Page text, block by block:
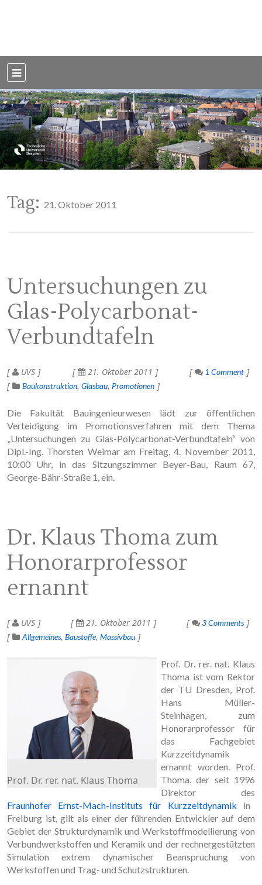
Dresden
Tag: 21. Oktober 2011
Untersuchungen zu
Glas-Polycarbonat-
Verbundtafeln
UVS 21. Oktober 2011
1 Comment
Baukonstruktion Glasbau Promotionen
Die Fakultät Bauingenieurwesen lädt zur öffentlichen
Verteidigung im Promotionsverfahren mit dem Thema
„Untersuchungen zu Glas-Polycarbonat-Verbundtafeln“ von
Dipl.-Ing. Thorsten Weimar am Freitag, 4. November 2011,
10:00 Uhr, in das Sitzungszimmer Beyer-Bau, Raum 67,
George-Bähr-Straße 1, ein.
Dr. Klaus Thoma zum
Honorarprofessor
ernannt
UVS 21. Oktober 2011
3 Comments
Allgemeines Baustoffe Massivbau
Prof. Dr. rer. nat. Klaus Thoma
Prof. Dr. rer. nat. Klaus
Thoma ist vom Rektor
der TU Dresden, Prof.
Hans Müller-
Steinhagen, zum
Honorarprofessor für
das Fachgebiet
Kurzzeitdynamik
ernannt worden. Prof.
Thoma, der seit 1996
Direktor des
Fraunhofer Ernst-Mach-Instituts für Kurzzeitdynamik in
Freiburg ist, gilt als einer der führenden Entwickler auf dem
Gebiet der Strukturdynamik und Werkstoffmodellierung von
Verbundwerkstoffen und Keramik und der rechnergestützten
Simulation extrem dynamischer Beanspruchung von
Werkstoffen und Trag- und Schutzstrukturen.